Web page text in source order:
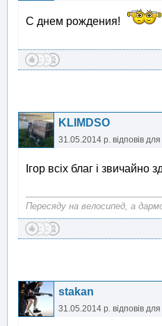
C днем рождения!
KLIMDSO
31.05.2014 р. відповів для
Ігор всіх благ і звичайно
Пересяду на велосипед, а
stakan
31.05.2014 р. відповів для